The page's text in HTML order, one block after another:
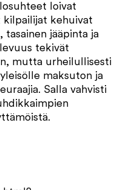
loivat
kilpailijat kehuivat
tasainen jääpinta ja
tekivät
mutta urheilullisesti
maksuton ja
Salla vahvisti